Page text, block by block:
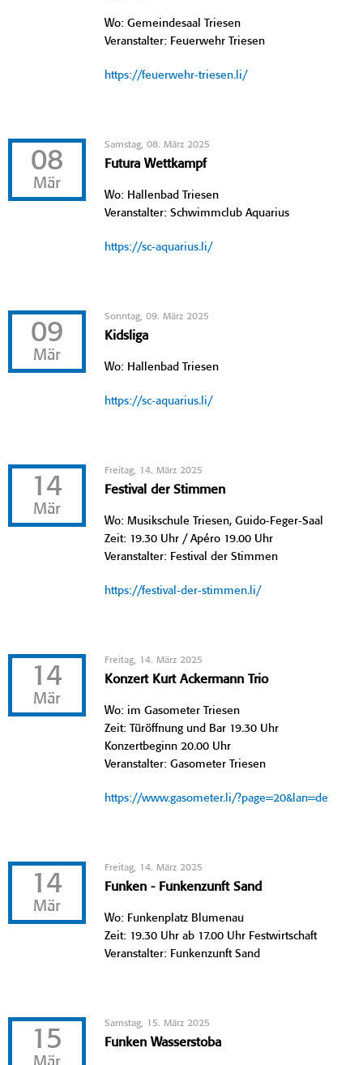
Wo: Gemeindesaal Triesen
Veranstalter: Feuerwehr Triesen
https://feuerwehr-triesen.li/
08
Mär
Samstag, 08. März 2025
Futura Wettkampf
Wo: Hallenbad Triesen
Veranstalter: Schwimmclub Aquarius
https://sc-aquarius.li/
09
Mär
Sonntag, 09. März 2025
Kidsliga
Wo: Hallenbad Triesen
https://sc-aquarius.li/
14
Mär
Freitag, 14. März 2025
Festival der Stimmen
Wo: Musikschule Triesen, Guido-Feger-Saal
Zeit: 19.30 Uhr / Apéro 19.00 Uhr
Veranstalter: Festival der Stimmen
https://festival-der-stimmen.li/
14
Mär
Freitag, 14. März 2025
Konzert Kurt Ackermann Trio
Wo: im Gasometer Triesen
Zeit: Türöffnung und Bar 19.30 Uhr
Konzertbeginn 20.00 Uhr
Veranstalter: Gasometer Triesen
https://www.gasometer.li/?page=20&lan=de
14
Mär
Freitag, 14. März 2025
Funken - Funkenzunft Sand
Wo: Funkenplatz Blumenau
Zeit: 19.30 Uhr ab 17.00 Uhr Festwirtschaft
Veranstalter: Funkenzunft Sand
15
Samstag, 15. März 2025
Funken Wasserstoba